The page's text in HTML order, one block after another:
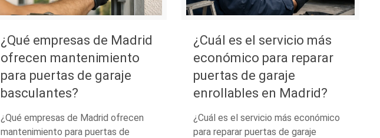
¿Qué empresas de Madrid
ofrecen mantenimiento
para puertas de garaje
basculantes?
¿Qué empresas de Madrid ofrecen
mantenimiento para puertas de
¿Cuál es el servicio más
económico para reparar
puertas de garaje
enrollables en Madrid?
¿Cuál es el servicio más económico
para reparar puertas de garaje